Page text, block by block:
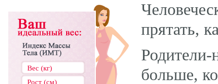
прятать,
больше,